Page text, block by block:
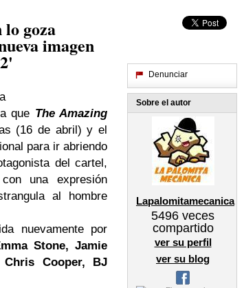
goza
imagen
que The Amazing
(16 de abril) y el
para ir abriendo
del cartel,
una expresión
al hombre
nuevamente por
Stone, Jamie
Cooper, BJ
Denunciar
Sobre el autor
Lapalomitamecanica
5496 veces
compartido
ver su perfil
ver su blog